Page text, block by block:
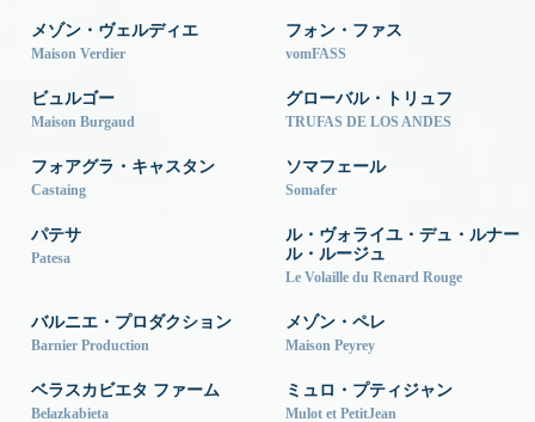
メゾン・ヴェルディエ
Maison Verdier
フォン・ファス
vomFASS
ビュルゴー
Maison Burgaud
グローバル・トリュフ
TRUFAS DE LOS ANDES
フォアグラ・キャスタン
Castaing
ソマフェール
Somafer
パテサ
Patesa
ル・ヴォライユ・デュ・ルナー
ル・ルージュ
Le Volaille du Renard Rouge
バルニエ・プロダクション
Barnier Production
メゾン・ペレ
Maison Peyrey
ベラスカビエタ ファーム
Belazkabieta
ミュロ・プティジャン
Mulot et PetitJean